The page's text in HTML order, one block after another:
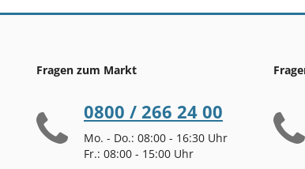
Fragen zum Markt
0800 / 266 24 00
Mo. - Do.: 08:00 - 16:30 Uhr
Fr.: 08:00 - 15:00 Uhr